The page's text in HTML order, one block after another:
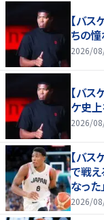
【バ
ちの憧
2026/
【バス
ケ史
2026/
【バ
で戦え
なった」
2026/